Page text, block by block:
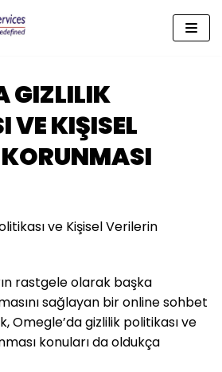
GIZLILIK
VE KIŞISEL
ve Kişisel Verilerin
rastgele olarak başka
sağlayan bir online sohbet
Omegle’da gizlilik politikası ve
konuları da oldukça